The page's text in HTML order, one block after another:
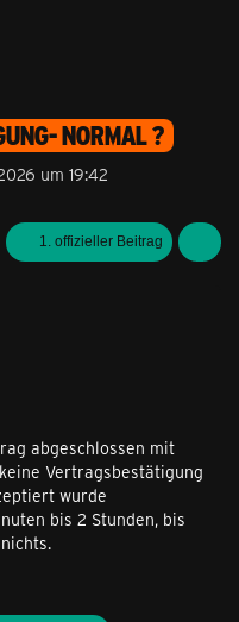
NORMAL ?
um 19:42
1. offizieller Beitrag
abgeschlossen mit
Vertragsbestätigung
wurde
bis 2 Stunden, bis